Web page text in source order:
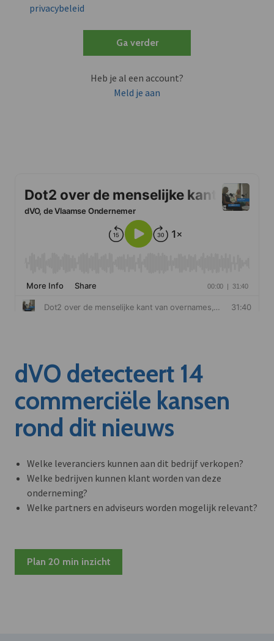
privacybeleid
Ga verder
Heb je al een account?
Meld je aan
dVO detecteert 14
commerciële kansen
rond dit nieuws
Welke leveranciers kunnen aan dit bedrijf verkopen?
Welke bedrijven kunnen klant worden van deze
onderneming?
Welke partners en adviseurs worden mogelijk relevant?
Plan 20 min inzicht